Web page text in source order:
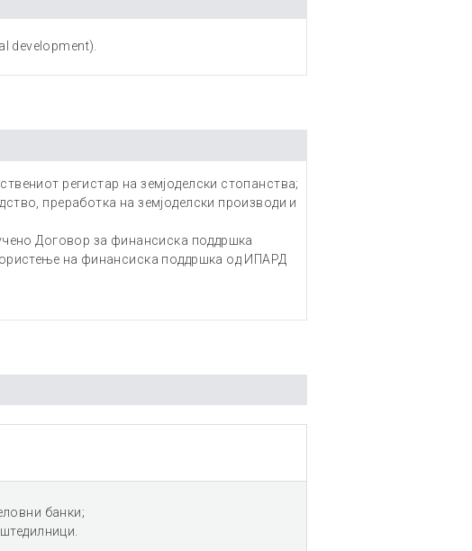
development).
регистар на земјоделски стопанства;
преработка на земјоделски производи и
Договор за финансиска поддршка
на финансиска поддршка од ИПАРД
банки;